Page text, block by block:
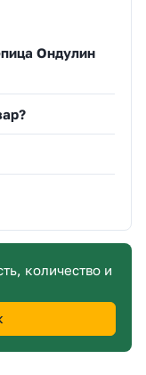
Ондулин
количество и